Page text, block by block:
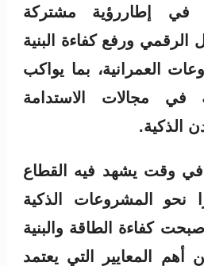
في إطاررؤية مشتركة
ورفع كفاءة البنية
العمرانية، بما يواكب
في مجالات الاستدامة
الذكية.
في وقت يشهد فيه القطاع
نحو المشروعات الذكية
كفاءة الطاقة والبنية
أهم المعايير التي يعتمد